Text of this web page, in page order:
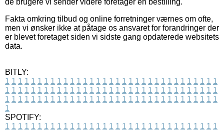
de brugere vi sender videre foretager en bestilling.
Fakta omkring tilbud og online forretninger værnes om ofte,
men vi ønsker ikke at påtage os ansvaret for forandringer der
er blevet foretaget siden vi sidste gang opdaterede websitets
data.
BITLY:
1 1 1 1 1 1 1 1 1 1 1 1 1 1 1 1 1 1 1 1 1 1 1 1 1 1 1 1 1 1 1 1 1
1 1 1 1 1 1 1 1 1 1 1 1 1 1 1 1 1 1 1 1 1 1 1 1 1 1 1 1 1 1 1 1 1
1 1 1 1 1 1 1 1 1 1 1 1 1 1 1 1 1 1 1 1 1 1 1 1 1 1 1 1 1 1 1 1 1
1
SPOTIFY:
1 1 1 1 1 1 1 1 1 1 1 1 1 1 1 1 1 1 1 1 1 1 1 1 1 1 1 1 1 1 1 1 1